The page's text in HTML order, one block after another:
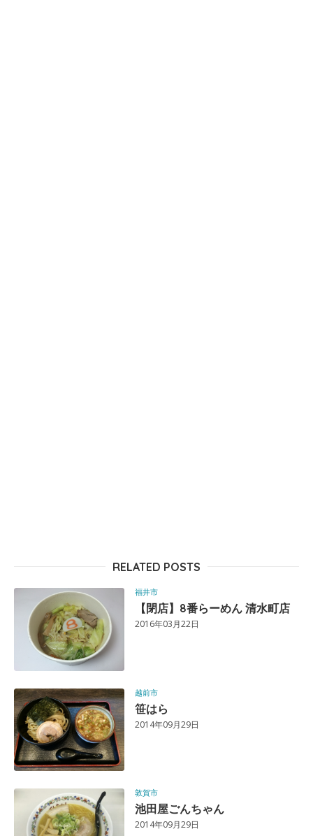
RELATED POSTS
福井市
【閉店】8番らーめん 清水町店
2016年03月22日
越前市
笹はら
2014年09月29日
敦賀市
池田屋ごんちゃん
2014年09月29日